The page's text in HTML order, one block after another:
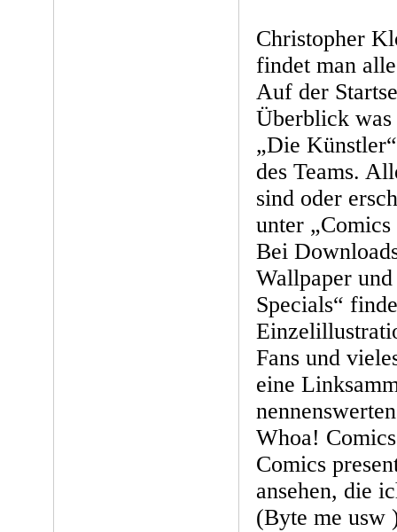
Christopher
findet man
Auf der
Überblick
„Die
des Teams.
sind oder
unter
Bei
Wallpaper
Specials“
Fans und
eine
Whoa!
Comics
ansehen, die
(Byte me usw